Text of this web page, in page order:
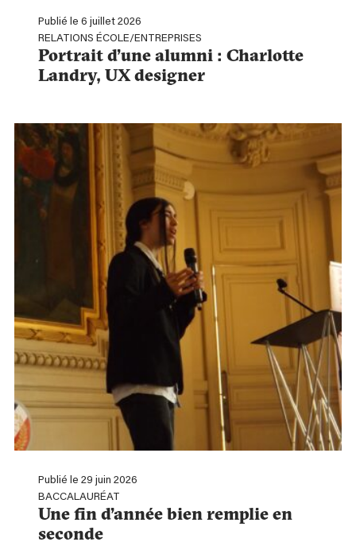
Publié le 6 juillet 2026
RELATIONS ÉCOLE/ENTREPRISES
Portrait d’une alumni : Charlotte
Landry, UX designer
Publié le 29 juin 2026
BACCALAURÉAT
Une fin d’année bien remplie en
seconde